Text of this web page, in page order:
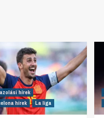
hírek
hírek
La liga